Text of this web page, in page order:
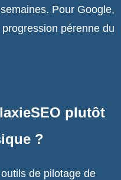
Pour Google,
pérenne du
plutôt
?
de pilotage de